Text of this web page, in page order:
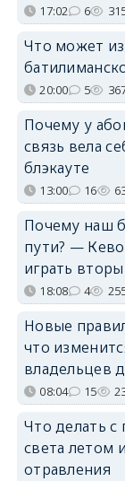
17:02 6
Что может
20:00 5
Почему у
связь вела
блэкауте
13:00 16
Почему наш
пути? —
играть
18:08 4
Новые
что
владельцев
08:04 15
Что делать
света летом
отравления